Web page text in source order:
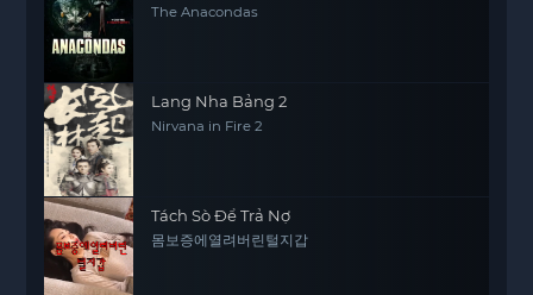
The Anacondas
Lang Nha Bảng 2
Nirvana in Fire 2
Tách Sò Để Trả Nợ
몸보증에열려버린털지갑